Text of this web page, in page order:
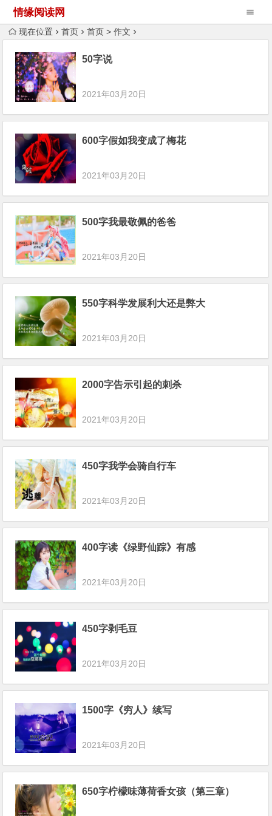
情缘阅读网
现在位置 首页 首页 >作文
50字说
2021年03月20日
600字假如我变成了梅花
2021年03月20日
500字我最敬佩的爸爸
2021年03月20日
550字科学发展利大还是弊大
2021年03月20日
2000字告示引起的刺杀
2021年03月20日
450字我学会骑自行车
2021年03月20日
400字读《绿野仙踪》有感
2021年03月20日
450字剥毛豆
2021年03月20日
1500字《穷人》续写
2021年03月20日
650字柠檬味薄荷香女孩（第三章）